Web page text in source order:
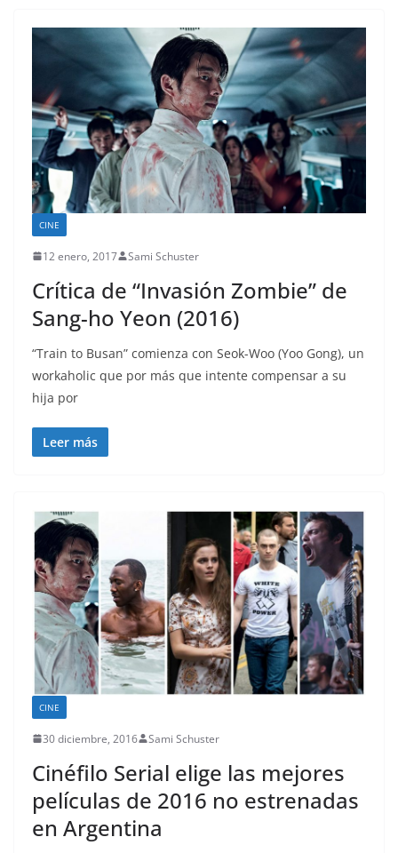
CINE
12 enero, 2017 Sami Schuster
Crítica de “Invasión Zombie” de
Sang-ho Yeon (2016)
“Train to Busan” comienza con Seok-Woo (Yoo Gong), un
workaholic que por más que intente compensar a su
hija por
Leer más
CINE
30 diciembre, 2016 Sami Schuster
Cinéfilo Serial elige las mejores
películas de 2016 no estrenadas
en Argentina